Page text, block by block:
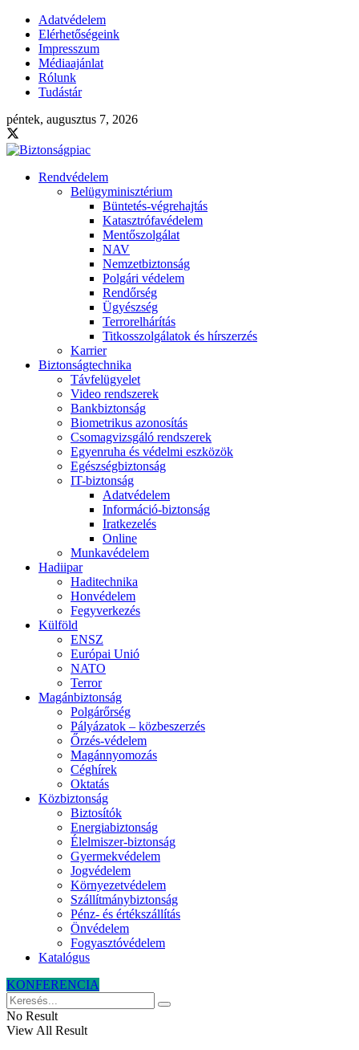
Adatvédelem
Elérhetőségeink
Impresszum
Médiaajánlat
Rólunk
Tudástár
péntek, augusztus 7, 2026
Rendvédelem
Belügyminisztérium
Büntetés-végrehajtás
Katasztrófavédelem
Mentőszolgálat
NAV
Nemzetbiztonság
Polgári védelem
Rendőrség
Ügyészség
Terrorelhárítás
Titkosszolgálatok és hírszerzés
Karrier
Biztonságtechnika
Távfelügyelet
Video rendszerek
Bankbiztonság
Biometrikus azonosítás
Csomagvizsgáló rendszerek
Egyenruha és védelmi eszközök
Egészségbiztonság
IT-biztonság
Adatvédelem
Információ-biztonság
Iratkezelés
Online
Munkavédelem
Hadiipar
Haditechnika
Honvédelem
Fegyverkezés
Külföld
ENSZ
Európai Unió
NATO
Terror
Magánbiztonság
Polgárőrség
Pályázatok – közbeszerzés
Őrzés-védelem
Magánnyomozás
Céghírek
Oktatás
Közbiztonság
Biztosítók
Energiabiztonság
Élelmiszer-biztonság
Gyermekvédelem
Jogvédelem
Környezetvédelem
Szállítmánybiztonság
Pénz- és értékszállítás
Önvédelem
Fogyasztóvédelem
Katalógus
KONFERENCIA
No Result
View All Result